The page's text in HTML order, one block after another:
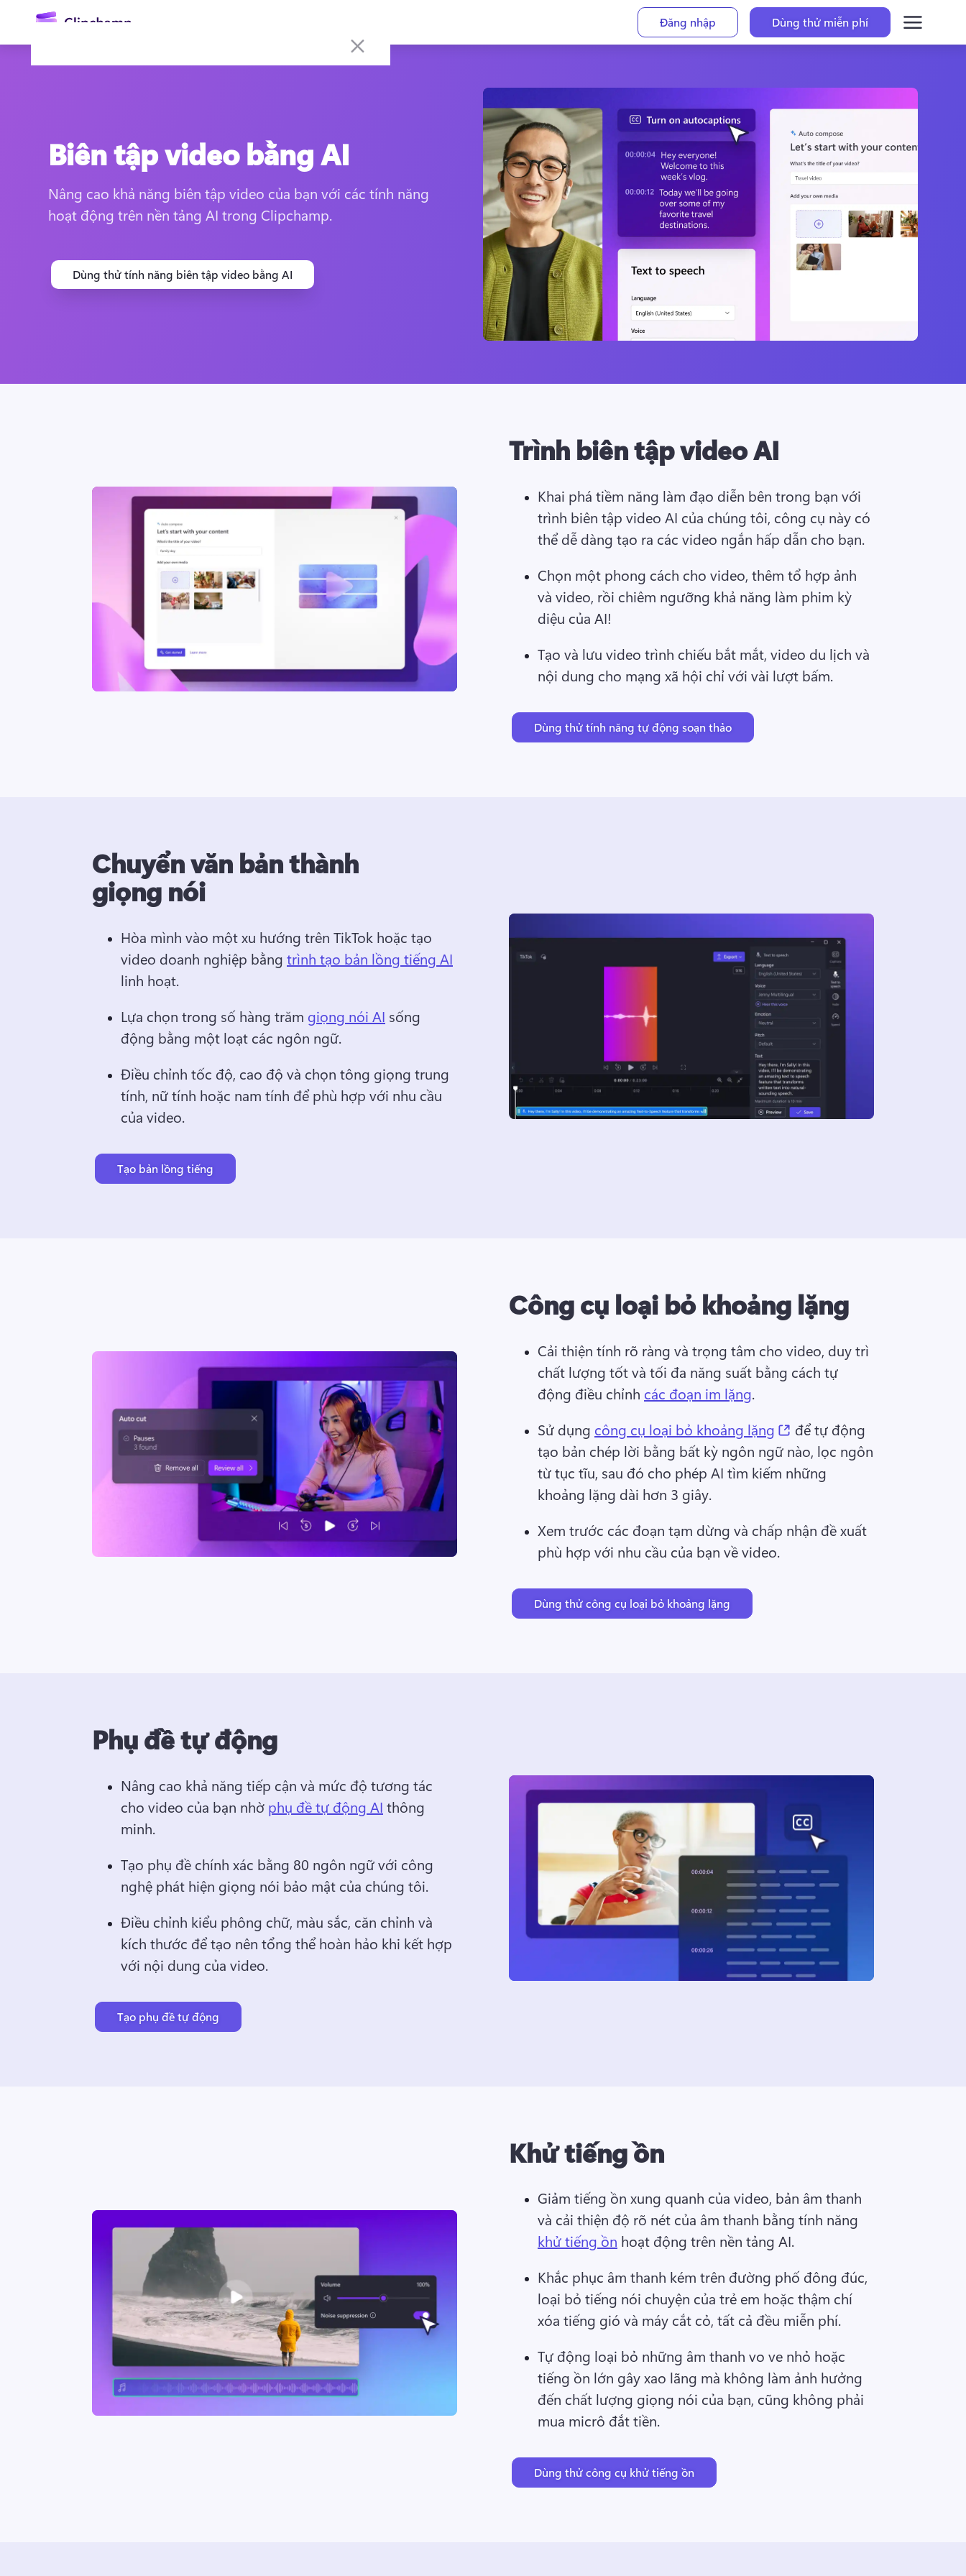
Đăng nhập Dùng thử miễn phí
Đăng nhập
Biên tập video bằng AI
Nâng cao khả năng biên tập video của bạn với các tính năng
hoạt động trên nền tảng AI trong Clipchamp.
Dùng thử tính năng biên tập video bằng AI
Trình biên tập video AI
Khai phá tiềm năng làm đạo diễn bên trong bạn với
trình biên tập video AI của chúng tôi, công cụ này có
thể dễ dàng tạo ra các video ngắn hấp dẫn cho bạn.
Chọn một phong cách cho video, thêm tổ hợp ảnh
và video, rồi chiêm ngưỡng khả năng làm phim kỳ
diệu của AI!
Tạo và lưu video trình chiếu bắt mắt, video du lịch và
nội dung cho mạng xã hội chỉ với vài lượt bấm.
Dùng thử tính năng tự động soạn thảo
Chuyển văn bản thành
giọng nói
Hòa mình vào một xu hướng trên TikTok hoặc tạo
video doanh nghiệp bằng trình tạo bản lồng tiếng AI
linh hoạt.
Lựa chọn trong số hàng trăm giọng nói AI sống
động bằng một loạt các ngôn ngữ.
Điều chỉnh tốc độ, cao độ và chọn tông giọng trung
tính, nữ tính hoặc nam tính để phù hợp với nhu cầu
của video.
Tạo bản lồng tiếng
Công cụ loại bỏ khoảng lặng
Cải thiện tính rõ ràng và trọng tâm cho video, duy trì
chất lượng tốt và tối đa năng suất bằng cách tự
động điều chỉnh các đoạn im lặng.
Sử dụng công cụ loại bỏ khoảng lặng (opens in a new tab)
để tự động
tạo bản chép lời bằng bất kỳ ngôn ngữ nào, lọc ngôn
từ tục tĩu, sau đó cho phép AI tìm kiếm những
khoảng lặng dài hơn 3 giây.
Xem trước các đoạn tạm dừng và chấp nhận đề xuất
phù hợp với nhu cầu của bạn về video.
Dùng thử công cụ loại bỏ khoảng lặng
Phụ đề tự động
Nâng cao khả năng tiếp cận và mức độ tương tác
cho video của bạn nhờ phụ đề tự động AI thông
minh.
Tạo phụ đề chính xác bằng 80 ngôn ngữ với công
nghệ phát hiện giọng nói bảo mật của chúng tôi.
Điều chỉnh kiểu phông chữ, màu sắc, căn chỉnh và
kích thước để tạo nên tổng thể hoàn hảo khi kết hợp
với nội dung của video.
Tạo phụ đề tự động
Khử tiếng ồn
Giảm tiếng ồn xung quanh của video, bản âm thanh
và cải thiện độ rõ nét của âm thanh bằng tính năng
khử tiếng ồn hoạt động trên nền tảng AI.
Khắc phục âm thanh kém trên đường phố đông đúc,
loại bỏ tiếng nói chuyện của trẻ em hoặc thậm chí
xóa tiếng gió và máy cắt cỏ, tất cả đều miễn phí.
Tự động loại bỏ những âm thanh vo ve nhỏ hoặc
tiếng ồn lớn gây xao lãng mà không làm ảnh hưởng
đến chất lượng giọng nói của bạn, cũng không phải
mua micrô đắt tiền.
Dùng thử công cụ khử tiếng ồn